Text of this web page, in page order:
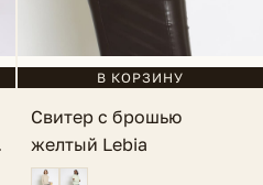
В КОРЗИНУ
Свитер с брошью
желтый Lebia